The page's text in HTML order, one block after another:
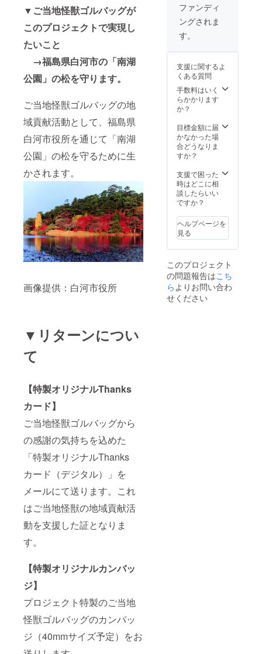
▼ご当地怪獣ゴルバッグが
このプロジェクトで実現し
たいこと
→福島県白河市の「南湖
公園」の松を守ります。
ご当地怪獣ゴルバッグの地
域貢献活動として、福島県
白河市役所を通じて「南湖
公園」の松を守るために生
かされます。
画像提供：白河市役所
▼リターンについ
て
【特製オリジナルThanks
カード】
ご当地怪獣ゴルバッグから
の感謝の気持ちを込めた
「特製オリジナルThanks
カード（デジタル）」を
メールにて送ります。これ
はご当地怪獣の地域貢献活
動を支援した証となりま
す。
【特製オリジナルカンバッ
ジ】
プロジェクト特製のご当地
怪獣ゴルバッグのカンバッ
ジ（40mmサイズ予定）をお
ファンディ
ングされま
す。
支援に関するよ
くある質問
手数料はいく
らかかります
か？
目標金額に届
かなかった場
合どうなりま
すか？
支援で困った
時はどこに相
談したらいい
ですか？
ヘルプページを
見る
このプロジェクト
の問題報告はこち
ら よりお問い合わ
せください